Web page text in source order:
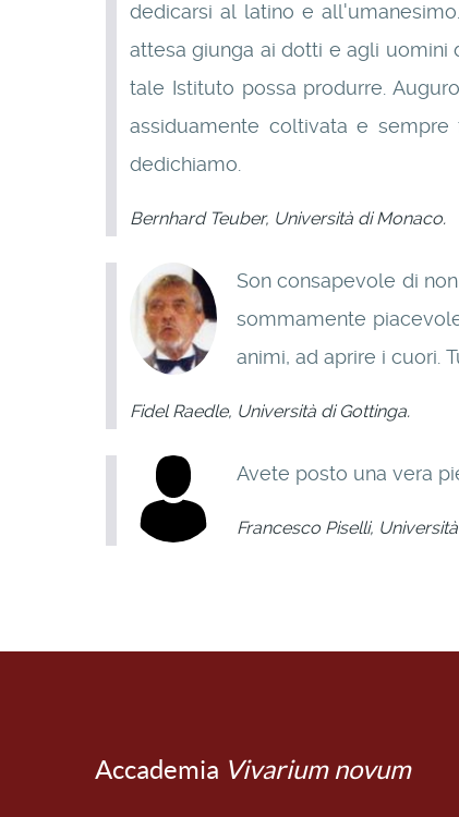
dedicarsi al latino e
attesa giunga ai dotti e agli
tale Istituto possa produrre.
assiduamente coltivata e
dedichiamo.
Bernhard Teuber, Università di Monaco.
Son consapevole di
sommamente
animi, ad aprire i cuori.
Fidel Raedle, Università di Gottinga.
Avete posto una vera
Francesco Piselli,
Accademia Vivarium novum